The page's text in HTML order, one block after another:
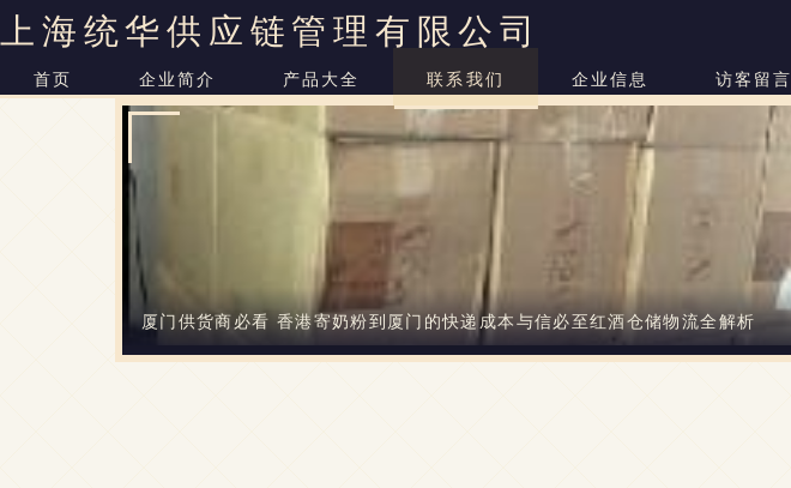
上海统华供应链管理有限公司
首页 企业简介 产品大全 联系我们 企业信息 访客留言
厦门供货商必看 香港寄奶粉到厦门的快递成本与信必至红酒仓储物流全解析